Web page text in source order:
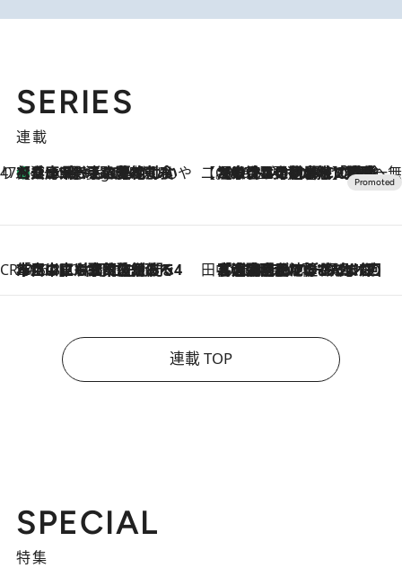
SERIES
連載
47都道府県の手みやげ ひんやりスイーツで夏を満喫
5 Hours Ago
【兵庫県】この夏絶対食べたい 冷やしておいしいおやつ3選 淡路島の恵みをジェラートに集約 【CREA×星野リゾート】唯一無二。癒しと発見が待つ場所へ
2026.8.7
【トンボの足水浴】ヒノキの香りに包まれて涼感マックス！約13℃の湧水かけ流しを避暑地「星野温泉 トンボの湯」で体験
CREA'S CHOICE
2026.8.7
「立川にも歌舞伎があるんだよ」 片岡仁左衛門・市川中車ら豪華座組みで4年目の立川立飛歌舞伎へ 田中稲の勝手に再ブーム
2026.8.7
「湘南乃風に憧れて」観客大盛上がりの“タオル回し”に、ラッパー顔負けの高速歌唱まで…さだまさし（74）のアグレッシブすぎる現在地
連載 TOP
SPECIAL
特集